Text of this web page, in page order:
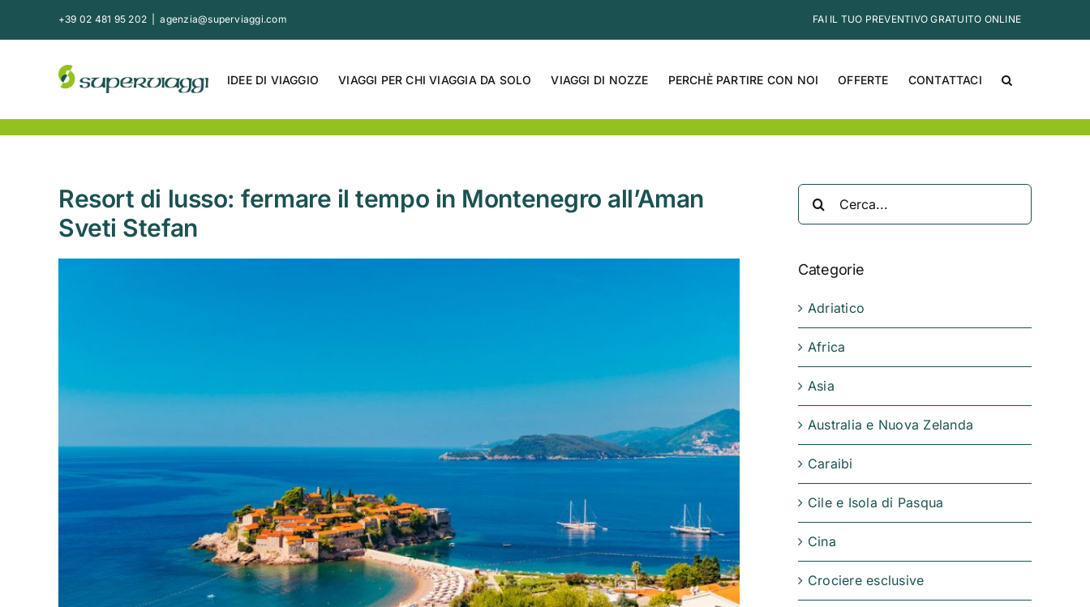
+39 02 481 95 202 agenzia@superviaggi.com FAI IL TUO PREVENTIVO GRATUITO ONLINE
IDEE DI VIAGGIO VIAGGI PER CHI VIAGGIA DA SOLO VIAGGI DI NOZZE PERCHÈ PARTIRE CON NOI OFFERTE CONTATTACI
Resort di lusso: fermare il tempo in Montenegro all’Aman
Sveti Stefan
Categorie
Adriatico
Africa
Asia
Australia e Nuova Zelanda
Caraibi
Cile e Isola di Pasqua
Cina
Crociere esclusive